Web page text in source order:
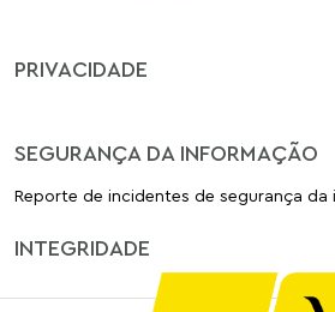
PRIVACIDADE
SEGURANÇA DA INFORMAÇÃO
Reporte de incidentes de segurança da
INTEGRIDADE